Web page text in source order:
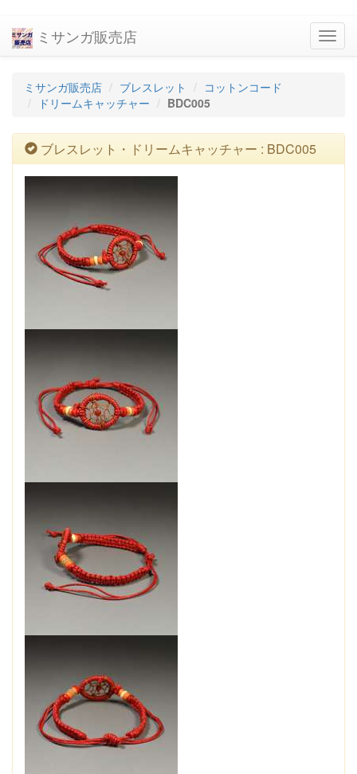
ミサンガ販売店
ミサンガ販売店 ブレスレット
コットンコード
ドリームキャッチャー
BDC005
ブレスレット・ドリームキャッチャー : BDC005